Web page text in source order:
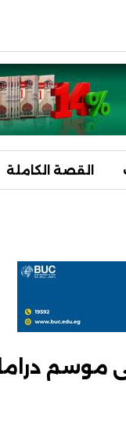
القصة الكاملة
موسم دراما